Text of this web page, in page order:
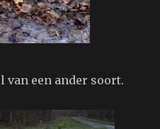
van een ander soort.